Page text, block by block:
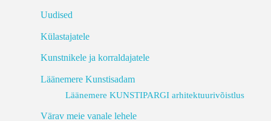
Uudised
Külastajatele
Kunstnikele ja korraldajatele
Läänemere Kunstisadam
Läänemere KUNSTIPARGI arhitektuurivõistlus
Värav meie vanale lehele